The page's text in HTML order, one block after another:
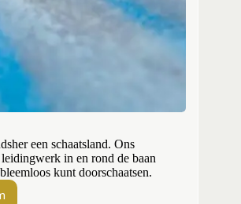
een schaatsland. Ons
in en rond de baan
kunt doorschaatsen.